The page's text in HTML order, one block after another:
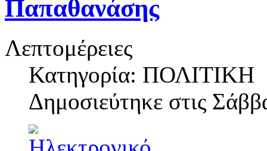
Παπαθανάσης
Λεπτομέρειες
Κατηγορία: ΠΟΛΙΤΙΚΗ
Δημοσιεύτηκε στις